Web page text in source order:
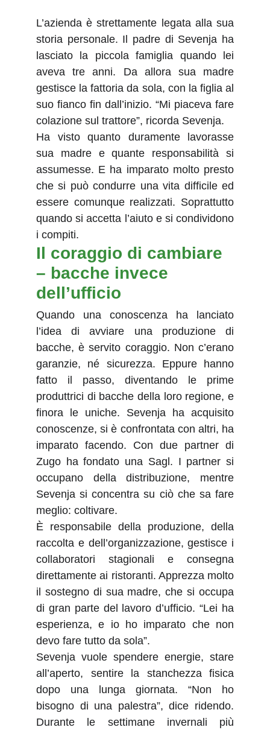
L’azienda è strettamente legata alla sua
storia personale. Il padre di Sevenja ha
lasciato la piccola famiglia quando lei
aveva tre anni. Da allora sua madre
gestisce la fattoria da sola, con la figlia al
suo fianco fin dall’inizio. “Mi piaceva fare
colazione sul trattore”, ricorda Sevenja.
Ha visto quanto duramente lavorasse
sua madre e quante responsabilità si
assumesse. E ha imparato molto presto
che si può condurre una vita difficile ed
essere comunque realizzati. Soprattutto
quando si accetta l’aiuto e si condividono
i compiti.
Il coraggio di cambiare
– bacche invece
dell’ufficio
Quando una conoscenza ha lanciato
l’idea di avviare una produzione di
bacche, è servito coraggio. Non c’erano
garanzie, né sicurezza. Eppure hanno
fatto il passo, diventando le prime
produttrici di bacche della loro regione, e
finora le uniche. Sevenja ha acquisito
conoscenze, si è confrontata con altri, ha
imparato facendo. Con due partner di
Zugo ha fondato una Sagl. I partner si
occupano della distribuzione, mentre
Sevenja si concentra su ciò che sa fare
meglio: coltivare.
È responsabile della produzione, della
raccolta e dell’organizzazione, gestisce i
collaboratori stagionali e consegna
direttamente ai ristoranti. Apprezza molto
il sostegno di sua madre, che si occupa
di gran parte del lavoro d’ufficio. “Lei ha
esperienza, e io ho imparato che non
devo fare tutto da sola”.
Sevenja vuole spendere energie, stare
all’aperto, sentire la stanchezza fisica
dopo una lunga giornata. “Non ho
bisogno di una palestra”, dice ridendo.
Durante le settimane invernali più